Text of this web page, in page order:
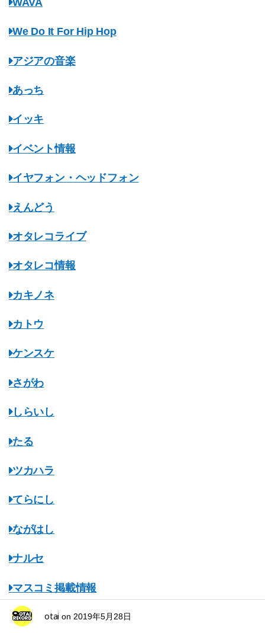
We Do It For Hip Hop
アジアの音楽
あっち
イッキ
イベント情報
イヤフォン・ヘッドフォン
えんどう
オタレコライブ
オタレコ情報
カキノネ
カトウ
ケンスケ
さがわ
しらいし
たる
ツカハラ
てらにし
ながはし
ナルセ
マスコミ掲載情報
みちのくオタレコ
otai on 2019年5月28日